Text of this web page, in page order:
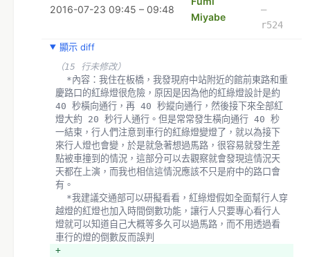
2016-07-23 09:45 – 09:48
Miyabe
–
r524
顯示 diff
（15 行未修改）
慶路口的紅綠燈很危險，原因是因為他的紅綠燈設計是約
40 秒橫向通行，再 40 秒縱向通行，然後接下來全部紅
燈大約 20 秒行人通行。但是常常發生橫向通行 40 秒
一結束，行人們注意到車行的紅綠燈變燈了，就以為接下
來行人燈也會變，於是就急著想過馬路，很容易就發生差
點被車撞到的情況，這部分可以去觀察就會發現這情況天
天都在上演，而我也相信這情況應該不只是府中的路口會
有。
越燈的紅燈也加入時間倒數功能，讓行人只要專心看行人
燈就可以知道自己大概等多久可以過馬路，而不用透過看
車行的燈的倒數反而誤判
+